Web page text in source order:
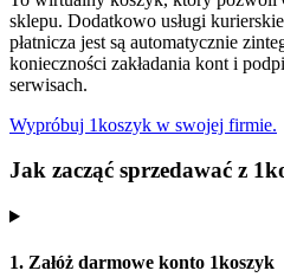
sklepu. Dodatkowo usługi
płatnicza jest są automatycznie
konieczności zakładania kont i
serwisach.
Wypróbuj 1koszyk w swojej firmie.
Jak zacząć sprzedawać z
1. Załóż darmowe konto 1koszyk